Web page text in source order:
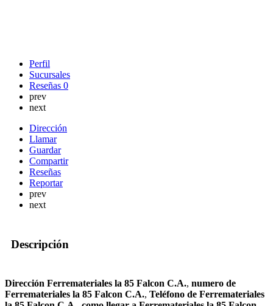
Perfil
Sucursales
Reseñas 0
prev
next
Dirección
Llamar
Guardar
Compartir
Reseñas
Reportar
prev
next
Descripción
Dirección Ferremateriales la 85 Falcon C.A., numero de
Ferremateriales la 85 Falcon C.A., Teléfono de Ferremateriales